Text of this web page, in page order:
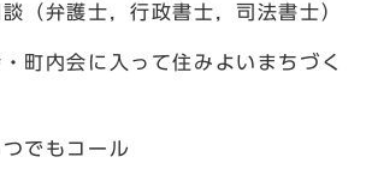
弁護士，行政書士，司法書士）
内会に入って住みよいまちづく
でもコール